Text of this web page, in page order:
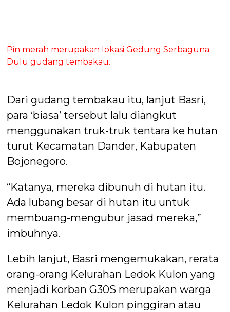
Pin merah merupakan lokasi Gedung Serbaguna.
Dulu gudang tembakau.
Dari gudang tembakau itu, lanjut Basri,
para ‘biasa’ tersebut lalu diangkut
menggunakan truk-truk tentara ke hutan
turut Kecamatan Dander, Kabupaten
Bojonegoro.
“Katanya, mereka dibunuh di hutan itu.
Ada lubang besar di hutan itu untuk
membuang-mengubur jasad mereka,”
imbuhnya.
Lebih lanjut, Basri mengemukakan, rerata
orang-orang Kelurahan Ledok Kulon yang
menjadi korban G30S merupakan warga
Kelurahan Ledok Kulon pinggiran atau